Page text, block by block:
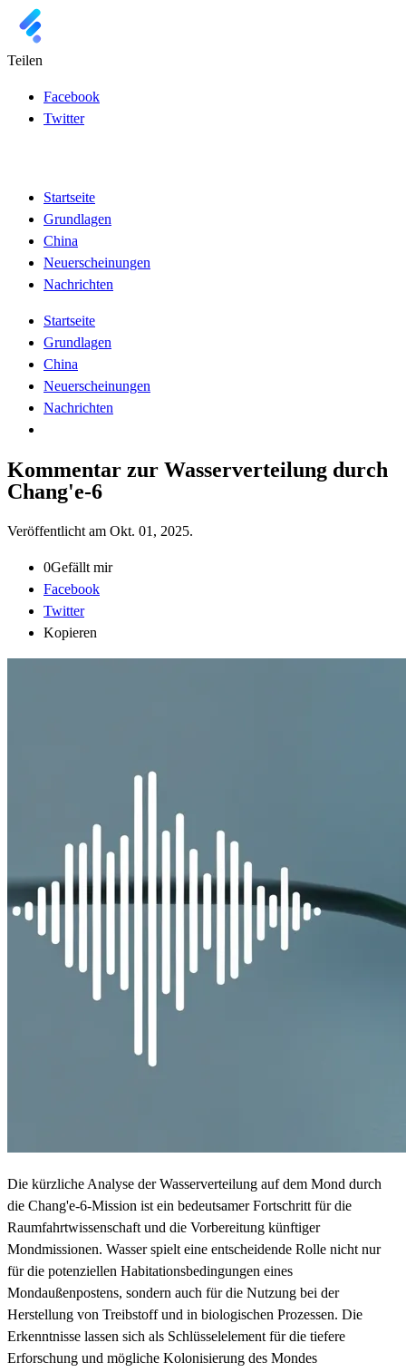
Teilen
Facebook
Twitter
Startseite
Grundlagen
China
Neuerscheinungen
Nachrichten
Startseite
Grundlagen
China
Neuerscheinungen
Nachrichten
Kommentar zur Wasserverteilung durch
Chang'e-6
Veröffentlicht am Okt. 01, 2025.
0Gefällt mir
Facebook
Twitter
Kopieren
Die kürzliche Analyse der Wasserverteilung auf dem Mond durch
die Chang'e-6-Mission ist ein bedeutsamer Fortschritt für die
Raumfahrtwissenschaft und die Vorbereitung künftiger
Mondmissionen. Wasser spielt eine entscheidende Rolle nicht nur
für die potenziellen Habitationsbedingungen eines
Mondaußenpostens, sondern auch für die Nutzung bei der
Herstellung von Treibstoff und in biologischen Prozessen. Die
Erkenntnisse lassen sich als Schlüsselelement für die tiefere
Erforschung und mögliche Kolonisierung des Mondes